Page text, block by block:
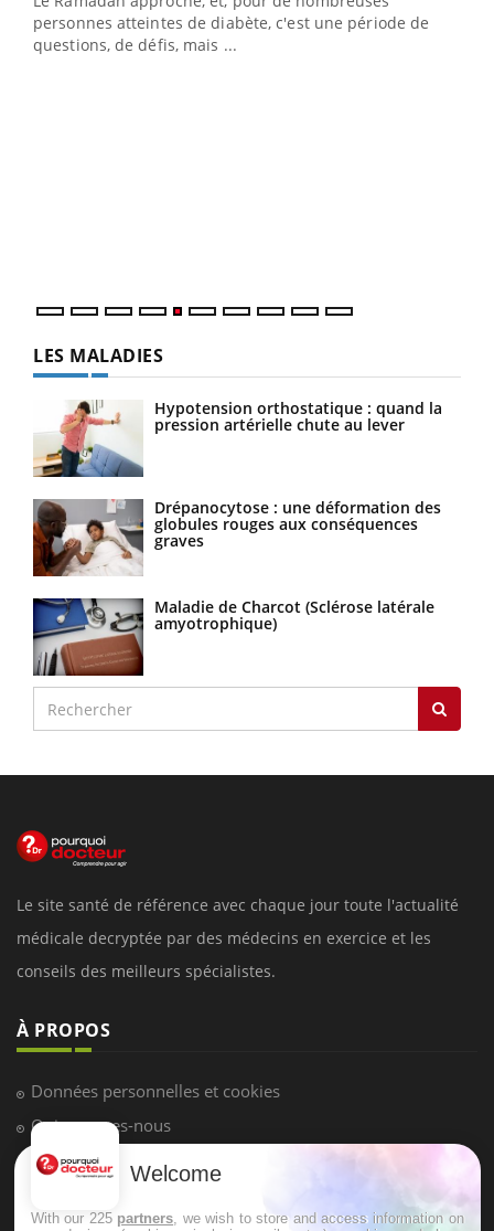
personnes atteintes de diabète, c'est une période de
questions, de défis, mais ...
LES MALADIES
Hypotension orthostatique : quand la
pression artérielle chute au lever
Drépanocytose : une déformation des
globules rouges aux conséquences
graves
Maladie de Charcot (Sclérose latérale
amyotrophique)
Le site santé de référence avec chaque jour toute l'actualité
médicale decryptée par des médecins en exercice et les
conseils des meilleurs spécialistes.
À PROPOS
Données personnelles et cookies
Qui sommes-nous
Conditions d'utilisation
Welcome
With our 225 partners , we wish to store and access information on